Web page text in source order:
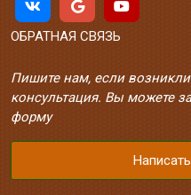
ОБРАТНАЯ СВЯЗЬ
Пишите нам, если
консультация. Вы можете
форму